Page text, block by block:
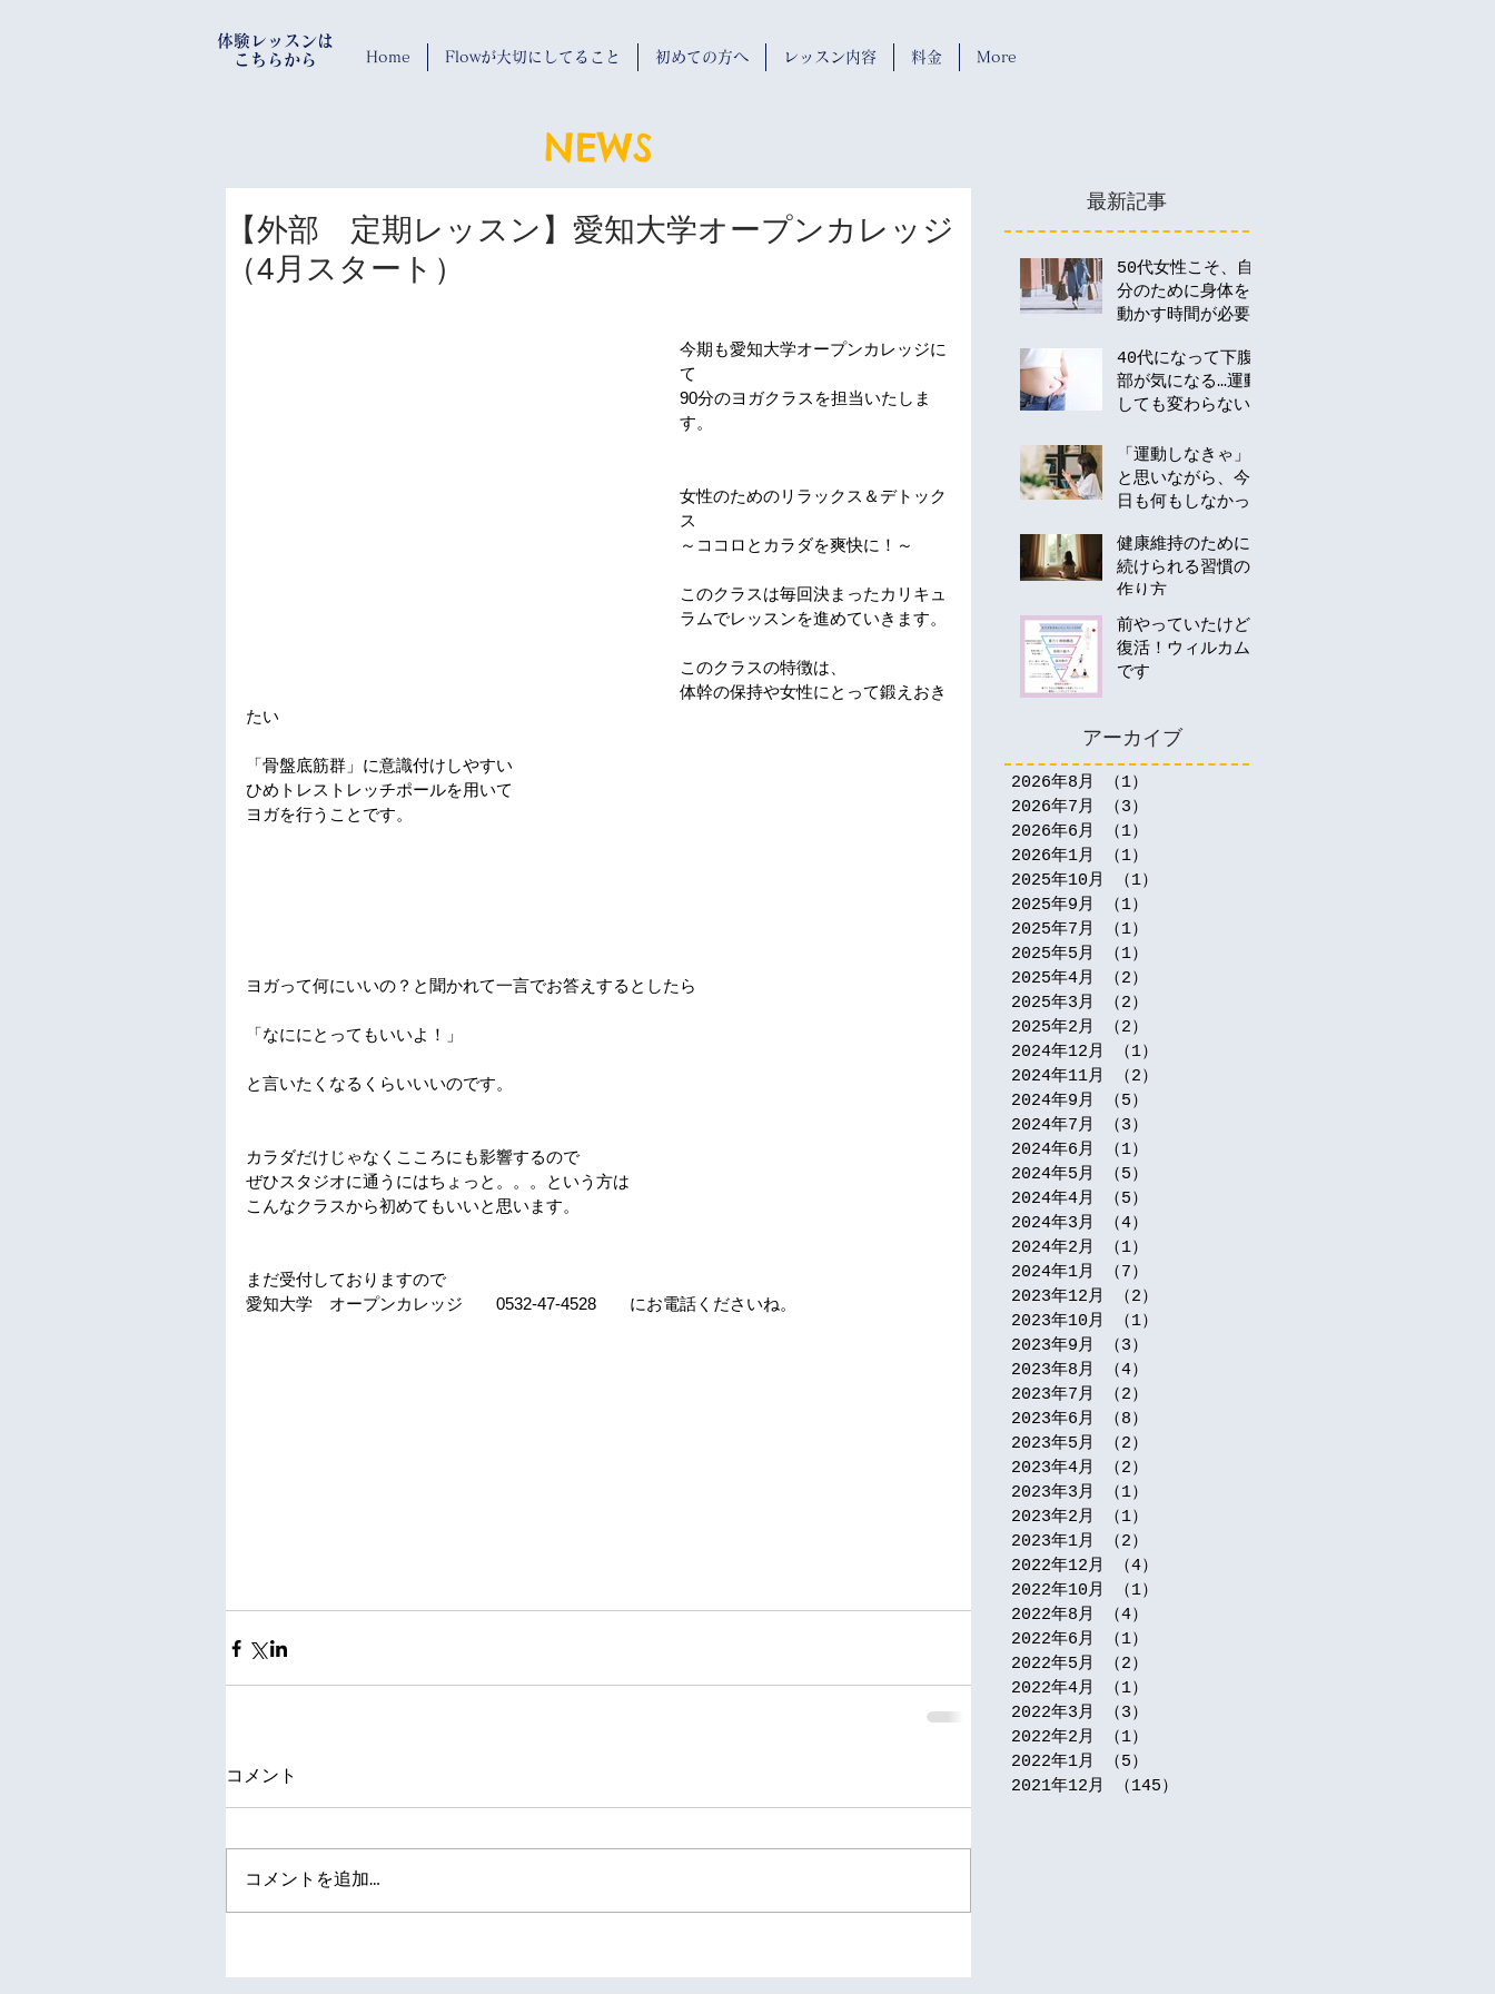
Home Flowが大切にしてること 初めての方へ レッスン内容 料金 More
​体験レッスンは
​ こちらから
NEWS
【外部 定期レッスン】愛知大学オープンカレッジ
（4月スタート）
今期も愛知大学オープンカレッジに
て
90分のヨガクラスを担当いたしま
す。
女性のためのリラックス＆デトック
ス
～ココロとカラダを爽快に！～
このクラスは毎回決まったカリキュ
ラムでレッスンを進めていきます。
このクラスの特徴は、
体幹の保持や女性にとって鍛えおき
たい
「骨盤底筋群」に意識付けしやすい
ひめトレストレッチポールを用いて
ヨガを行うことです。
ヨガって何にいいの？と聞かれて一言でお答えするとしたら
「なににとってもいいよ！」
と言いたくなるくらいいいのです。
カラダだけじゃなくこころにも影響するので
ぜひスタジオに通うにはちょっと。。。という方は
こんなクラスから初めてもいいと思います。
まだ受付しておりますので
愛知大学　オープンカレッジ　　0532-47-4528　　にお電話くださいね。
コメント
コメントを追加…
最新記事
50代女性こそ、自
分のために身体を
動かす時間が必要
40代になって下腹
部が気になる…運動
しても変わらない
「運動しなきゃ」
と思いながら、今
日も何もしなかっ
代・50代の運動は
何から始める？
健康維持のために
続けられる習慣の
作り方
前やっていたけど
復活！ウィルカム
です
アーカイブ
2026年8月 （1）
2026年7月
（3）
2026年6月
（1）
2026年1月
（1）
2025年10月
（1）
2025年9月
（1）
2025年7月
（1）
2025年5月
（1）
2025年4月
（2）
2025年3月
（2）
2025年2月
（2）
2024年12月
（1）
2024年11月
（2）
2024年9月
（5）
2024年7月
（3）
2024年6月
（1）
2024年5月
（5）
2024年4月
（5）
2024年3月
（4）
2024年2月
（1）
2024年1月
（7）
2023年12月
（2）
2023年10月
（1）
2023年9月
（3）
2023年8月
（4）
2023年7月
（2）
2023年6月
（8）
2023年5月
（2）
2023年4月
（2）
2023年3月
（1）
2023年2月
（1）
2023年1月
（2）
2022年12月
（4）
2022年10月
（1）
2022年8月
（4）
2022年6月
（1）
2022年5月
（2）
2022年4月
（1）
2022年3月
（3）
2022年2月
（1）
2022年1月
（5）
2021年12月
（145）